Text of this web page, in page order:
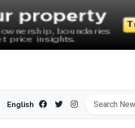
English